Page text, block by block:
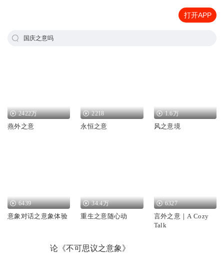
打开APP
国庆之意吗
2422万
燕外之意
2218
永恒之意
1.6万
风之意境
6439
意象对话之意象体验
34.4万
重生之意随心动
6327
言外之意｜A Cozy
Talk
论《不可思议之意象》